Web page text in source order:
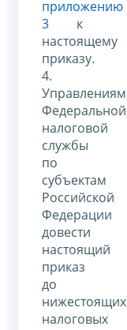
приложению
3 к
настоящему
приказу.
4.
Управлениям
Федеральной
налоговой
службы
по
субъектам
Российской
Федерации
довести
настоящий
приказ
до
нижестоящих
налоговых